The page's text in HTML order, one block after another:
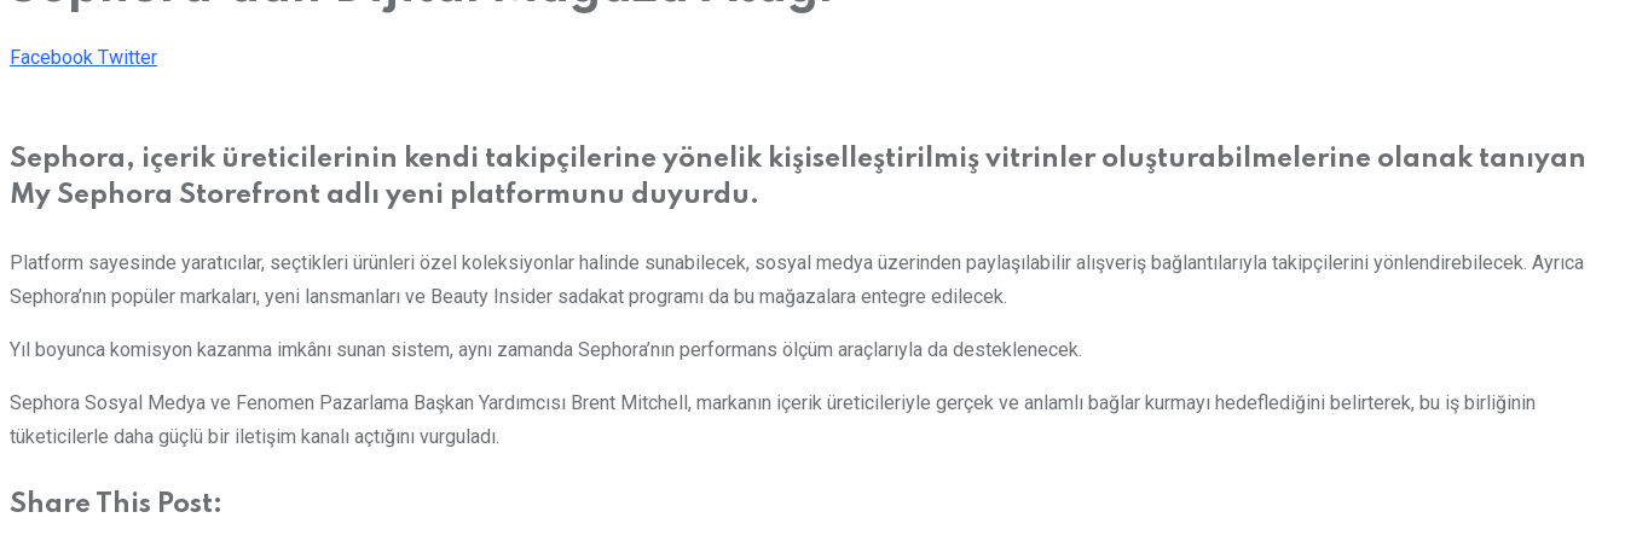
Facebook TwitterLinkedIn
Whatsapp
Print
Share
Sephora, içerik üreticilerinin kendi takipçilerine yönelik kişiselleştirilmiş vitrinler oluşturabilmelerine olanak tanıyan
My Sephora Storefront adlı yeni platformunu duyurdu.
Platform sayesinde yaratıcılar, seçtikleri ürünleri özel koleksiyonlar halinde sunabilecek, sosyal medya üzerinden paylaşılabilir alışveriş bağlantılarıyla takipçilerini yönlendirebilecek. Ayrıca
Sephora’nın popüler markaları, yeni lansmanları ve Beauty Insider sadakat programı da bu mağazalara entegre edilecek.
Yıl boyunca komisyon kazanma imkânı sunan sistem, aynı zamanda Sephora’nın performans ölçüm araçlarıyla da desteklenecek.
Sephora Sosyal Medya ve Fenomen Pazarlama Başkan Yardımcısı Brent Mitchell, markanın içerik üreticileriyle gerçek ve anlamlı bağlar kurmayı hedeflediğini belirterek, bu iş birliğinin
tüketicilerle daha güçlü bir iletişim kanalı açtığını vurguladı.
Share This Post: